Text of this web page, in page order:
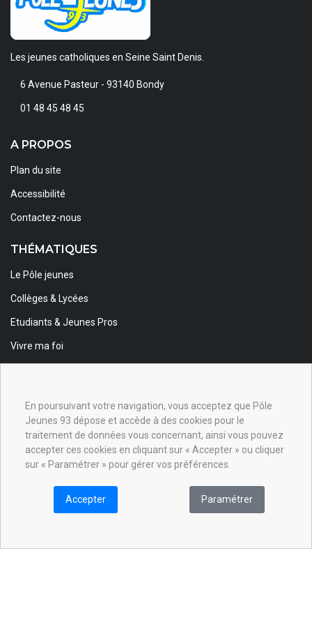
Les jeunes catholiques en Seine Saint Denis.
6 Avenue Pasteur - 93140 Bondy
01 48 45 48 45
A PROPOS
Plan du site
Accessibilité
Contactez-nous
THÉMATIQUES
Le Pôle jeunes
Collèges & Lycées
Etudiants & Jeunes Pros
Vivre ma foi
INSCRIPTION NEWSLETTER
Inscrivez-vous à la newsletter pour être informé des événements
et actualités de notre site.
Inscription
En poursuivant votre navigation, vous acceptez que Pôle
Jeunes 93 dépose et accède à des cookies pour le
traitement de données vous concernant, ainsi vous pouvez
accepter ces cookies en cliquant sur « Accepter » ou cliquer
sur « Paramétrer » pour gérer vos préférences.
Accepter Paramétrer